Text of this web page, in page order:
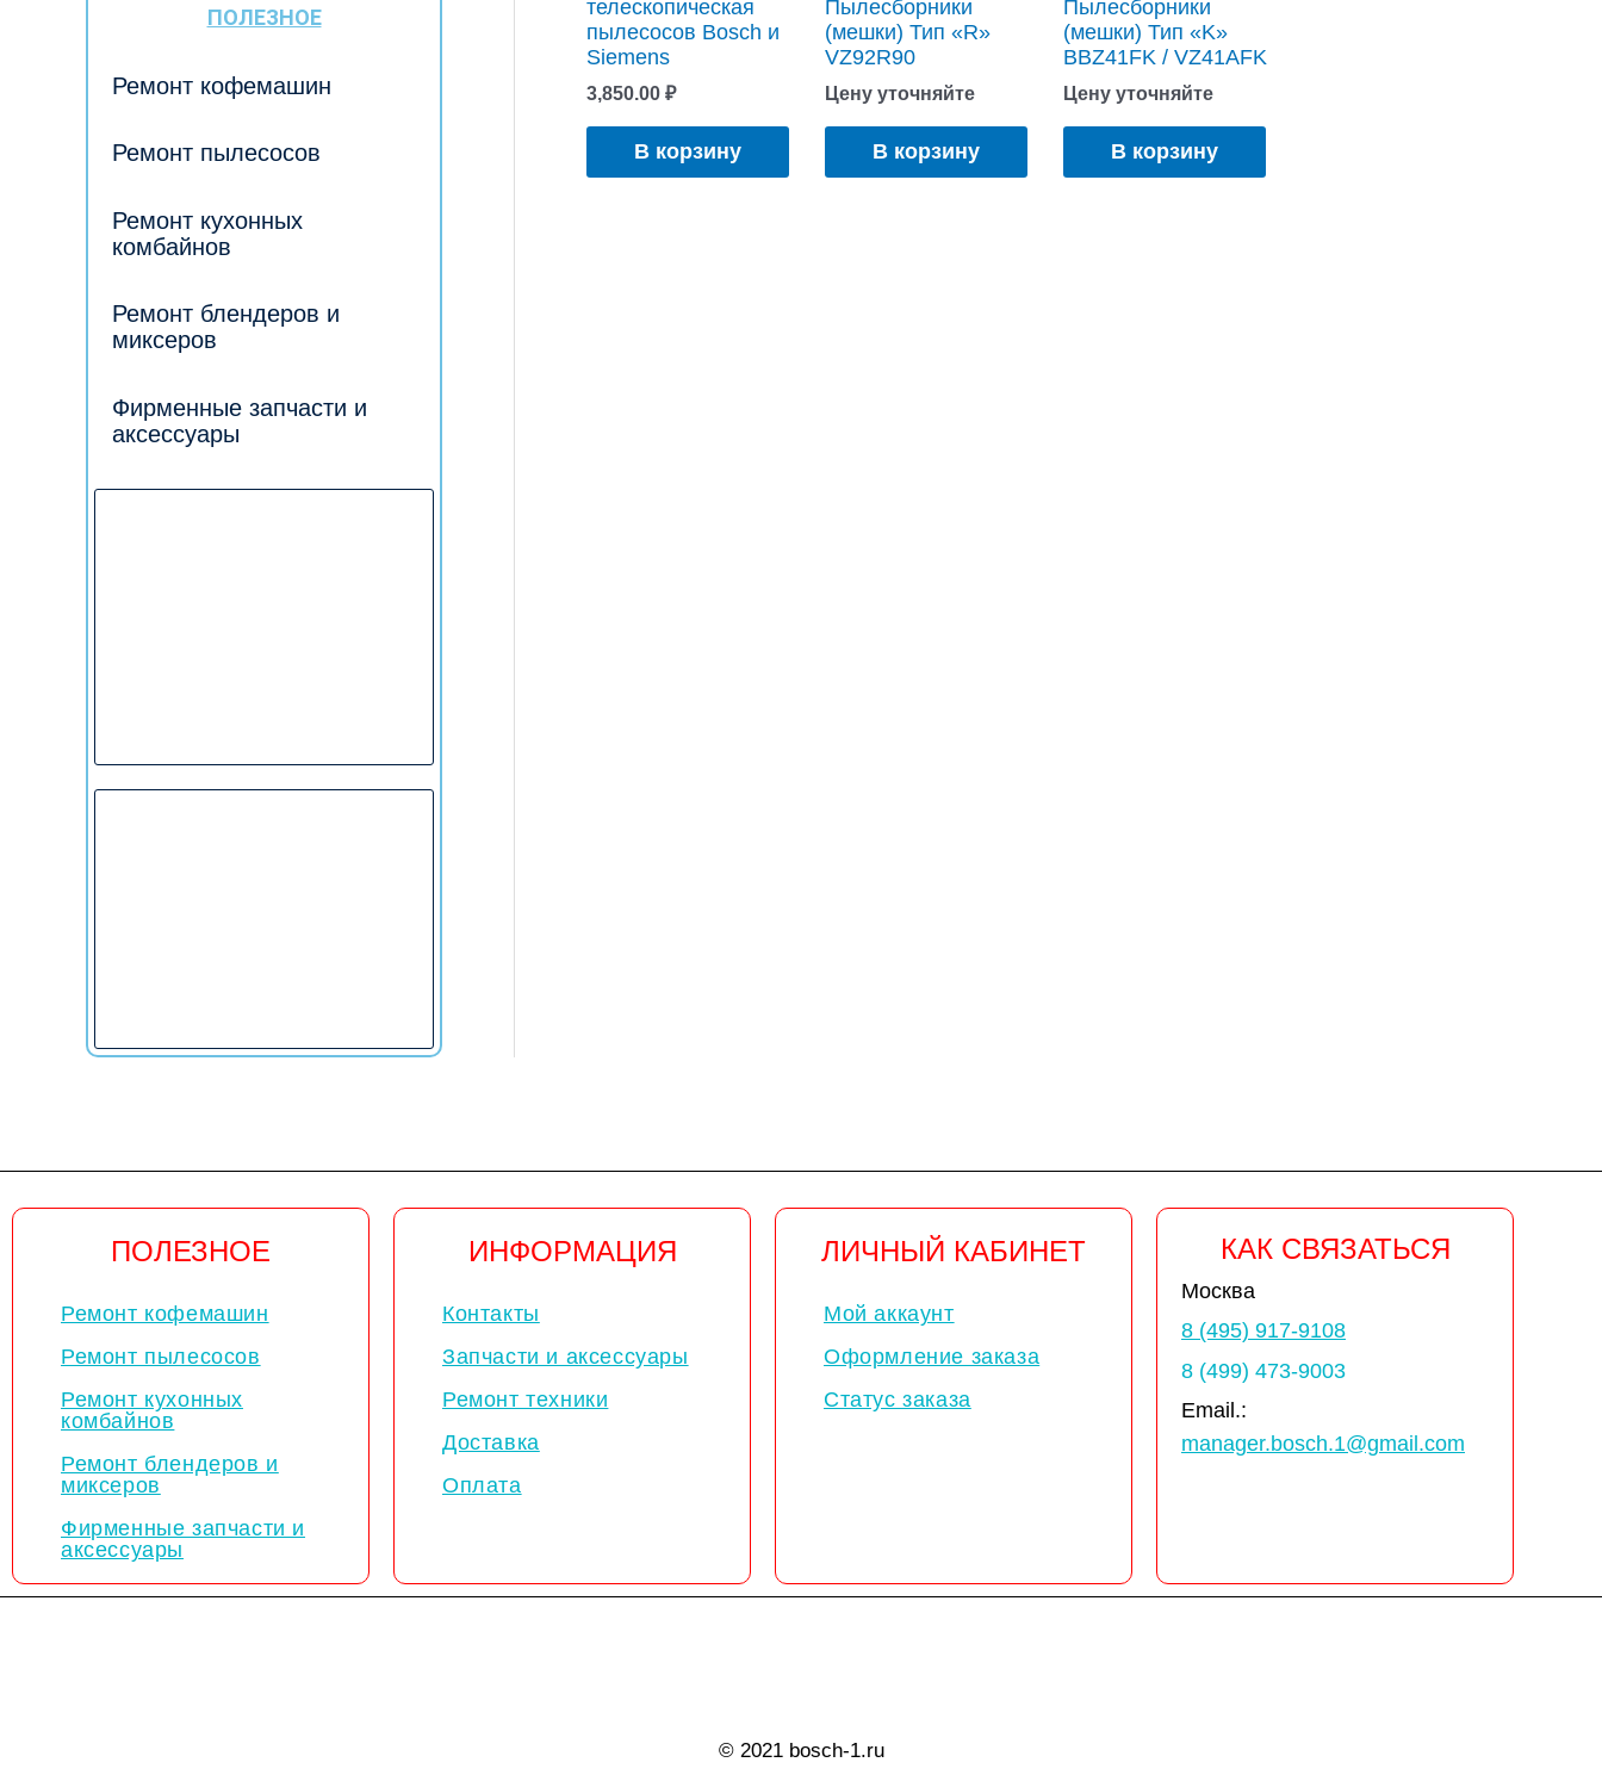
ПОЛЕЗНОЕ
Ремонт кофемашин
Ремонт пылесосов
Ремонт кухонных
комбайнов
Ремонт блендеров и
миксеров
Фирменные запчасти и
аксессуары
телескопическая
пылесосов Bosch и
Siemens
3,850.00 ₽
В корзину
Пылесборники
(мешки) Тип «R»
VZ92R90
Цену уточняйте
В корзину
Пылесборники
(мешки) Тип «K»
BBZ41FK / VZ41AFK
Цену уточняйте
В корзину
ПОЛЕЗНОЕ
Ремонт кофемашин
Ремонт пылесосов
Ремонт кухонных
комбайнов
Ремонт блендеров и
миксеров
Фирменные запчасти и
аксессуары
ИНФОРМАЦИЯ
Контакты
Запчасти и аксессуары
Ремонт техники
Доставка
Оплата
ЛИЧНЫЙ КАБИНЕТ
Мой аккаунт
Оформление заказа
Статус заказа
КАК СВЯЗАТЬСЯ
Москва
8 (495) 917-9108
8 (499) 473-9003
Email.:
manager.bosch.1@gmail.com
© 2021 bosch-1.ru